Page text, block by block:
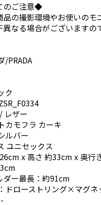
のご注意◆
の撮影環境やお使いのモ
なる場合がございますの
/PRADA
ク
レザー
カモフラ カーキ
ルバー
ユニセックス
x 高さ 約33cm x 奥行
ダー最長：約91cm
ドローストリング×マグネ